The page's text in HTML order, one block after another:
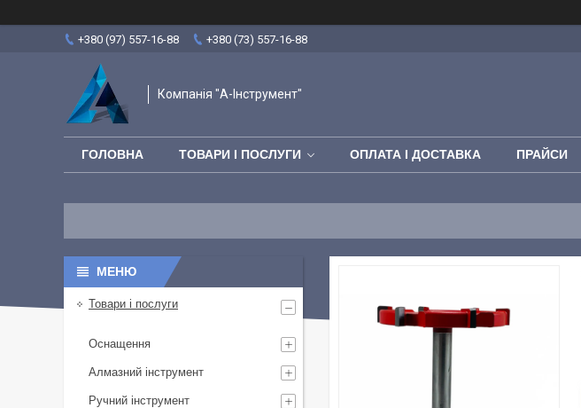
+380 (97) 557-16-88 +380 (73) 557-16-88
Компанія "А-Інструмент"
ГОЛОВНА ТОВАРИ І ПОСЛУГИ ОПЛАТА І ДОСТАВКА ПРАЙСИ
Товари і послуги
Оснащення
Алмазний інструмент
Ручний інструмент